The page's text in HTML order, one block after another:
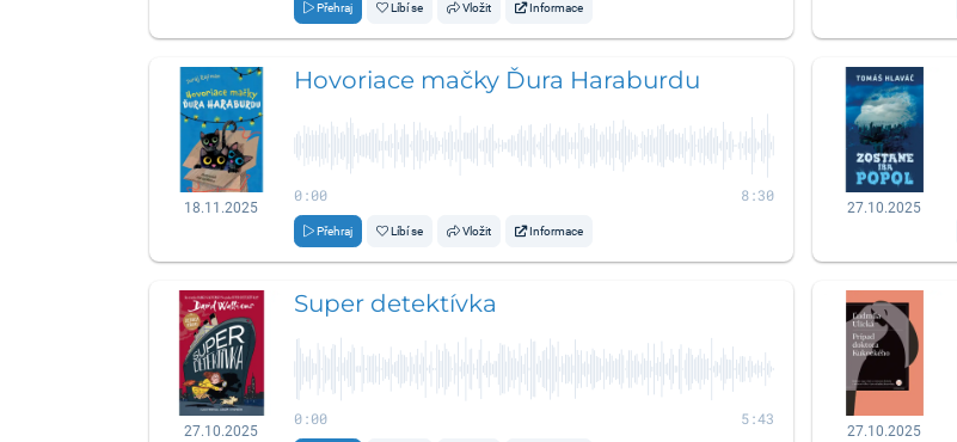
Přehraj Líbí se Vložit Informace
18.11.2025
Hovoriace mačky Ďura Haraburdu
0:00 8:30
Přehraj Líbí se Vložit Informace
27.10.2025
27.10.2025
Super detektívka
0:00 5:43
27.10.2025